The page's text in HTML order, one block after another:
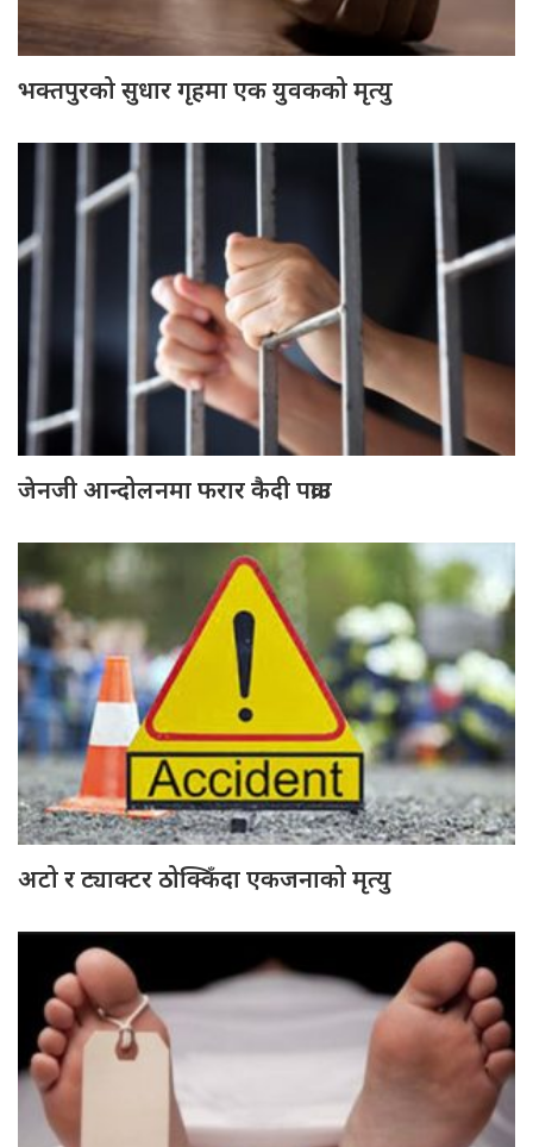
भक्तपुरको सुधार गृहमा एक युवकको मृत्यु
जेनजी आन्दोलनमा फरार कैदी पक्राउ
अटो र ट्याक्टर ठोक्किँदा एकजनाको मृत्यु